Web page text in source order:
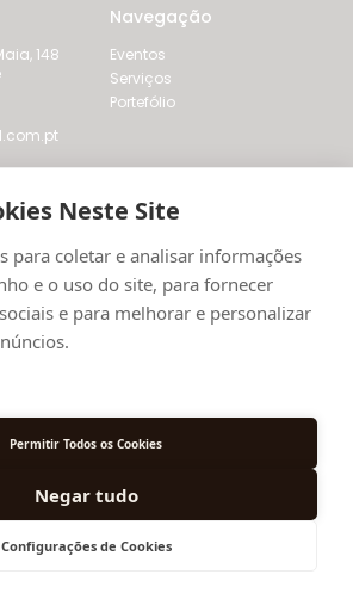
148
Navegação
Eventos
Serviços
Portefólio
24/25
Online
do CasalTodos os direitos reservados
Neste Site
para coletar e analisar informações
e o uso do site, para fornecer
e para melhorar e personalizar
Permitir Todos os Cookies
Negar tudo
Configurações de Cookies